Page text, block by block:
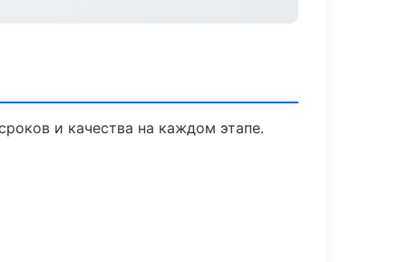
и качества на каждом этапе.